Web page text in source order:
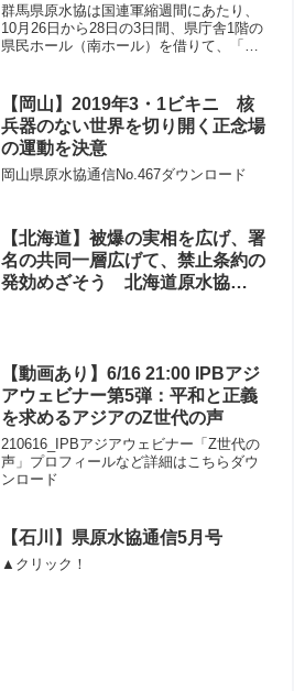
群馬県原水協は国連軍縮週間にあたり、
10月26日から28日の3日間、県庁舎1階の
県民ホール（南ホール）を借りて、「原
記念資料館から「被爆者が描いた原爆の
絵」を、渋川市...
【岡山】2019年3・1ビキニ 核
兵器のない世界を切り開く正念場
の運動を決意
岡山県原水協通信No.467ダウンロード
【北海道】被爆の実相を広げ、署
名の共同一層広げて、禁止条約の
発効めざそう 北海道原水協
【動画あり】6/16 21:00 IPBアジ
アウェビナー第5弾：平和と正義
を求めるアジアのZ世代の声
210616_IPBアジアウェビナー「Z世代の
声」プロフィールなど詳細はこちらダウ
ンロード
【石川】県原水協通信5月号
▲クリック！